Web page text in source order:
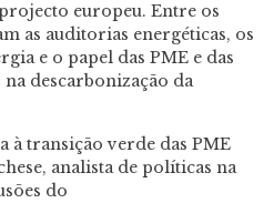
europeu. Entre os
as auditorias energéticas, os
e o papel das PME e das
descarbonização da
à transição verde das PME
analista de políticas na
do